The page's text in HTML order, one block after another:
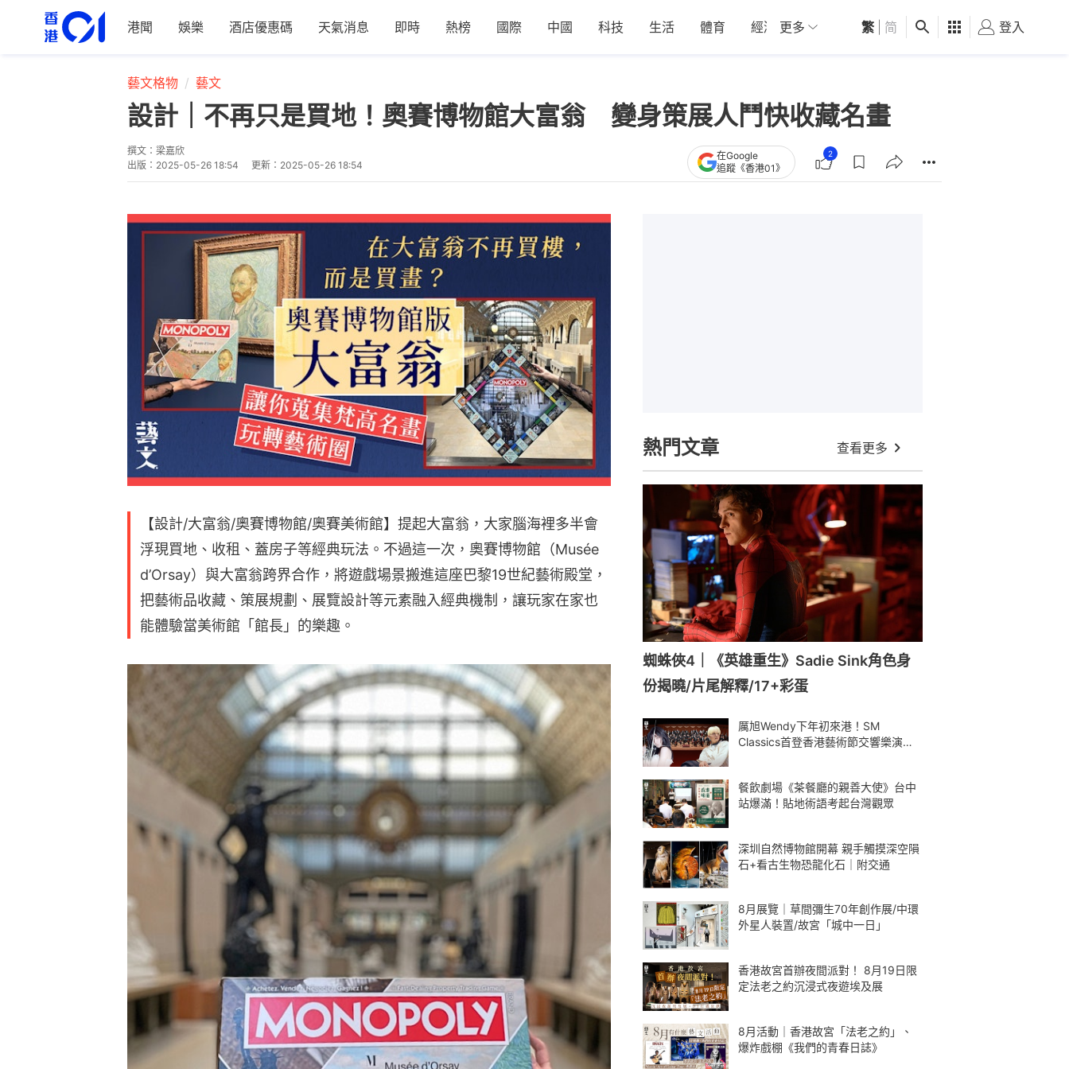
港聞 娛樂 酒店優惠碼 天氣消息 即時 熱榜 國際 中國 科技 生活 體育 經濟 01深圳 觀點 健康 好食玩飛
更多 繁 简 登入
藝文格物 藝文
設計｜不再只是買地！奧賽博物館大富翁 變身策展人鬥快收藏名畫
撰文： 梁嘉欣
出版： 2025-05-26 18:54 更新： 2025-05-26 18:54
在Google
追蹤《香港01》
2
【設計/大富翁/奧賽博物館/奧賽美術館】提起大富翁，大家腦海裡多半會
浮現買地、收租、蓋房子等經典玩法。不過這一次，奧賽博物館（Musée
d’Orsay）與大富翁跨界合作，將遊戲場景搬進這座巴黎19世紀藝術殿堂，
把藝術品收藏、策展規劃、展覽設計等元素融入經典機制，讓玩家在家也
能體驗當美術館「館長」的樂趣。
熱門文章 查看更多
蜘蛛俠4｜《英雄重生》Sadie Sink角色身
份揭曉/片尾解釋/17+彩蛋
厲旭Wendy下年初來港！SM
Classics首登香港藝術節交響樂演繹
餐飲劇場《茶餐廳的親善大使》台中
站爆滿！貼地術語考起台灣觀眾
深圳自然博物館開幕 親手觸摸深空隕
石+看古生物恐龍化石｜附交通
8月展覽｜草間彌生70年創作展/中環
外星人裝置/故宮「城中一日」
香港故宮首辦夜間派對！ 8月19日限
定法老之約沉浸式夜遊埃及展
8月活動｜香港故宮「法老之約」、
爆炸戲棚《我們的青春日誌》